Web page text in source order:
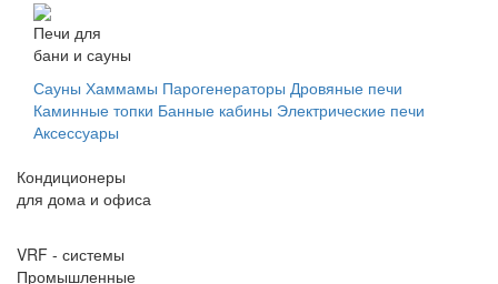
Печи для
бани и сауны
Сауны Хаммамы Парогенераторы Дровяные печи
Каминные топки Банные кабины Электрические печи
Аксессуары
Кондиционеры
для дома и офиса
VRF - системы
Промышленные